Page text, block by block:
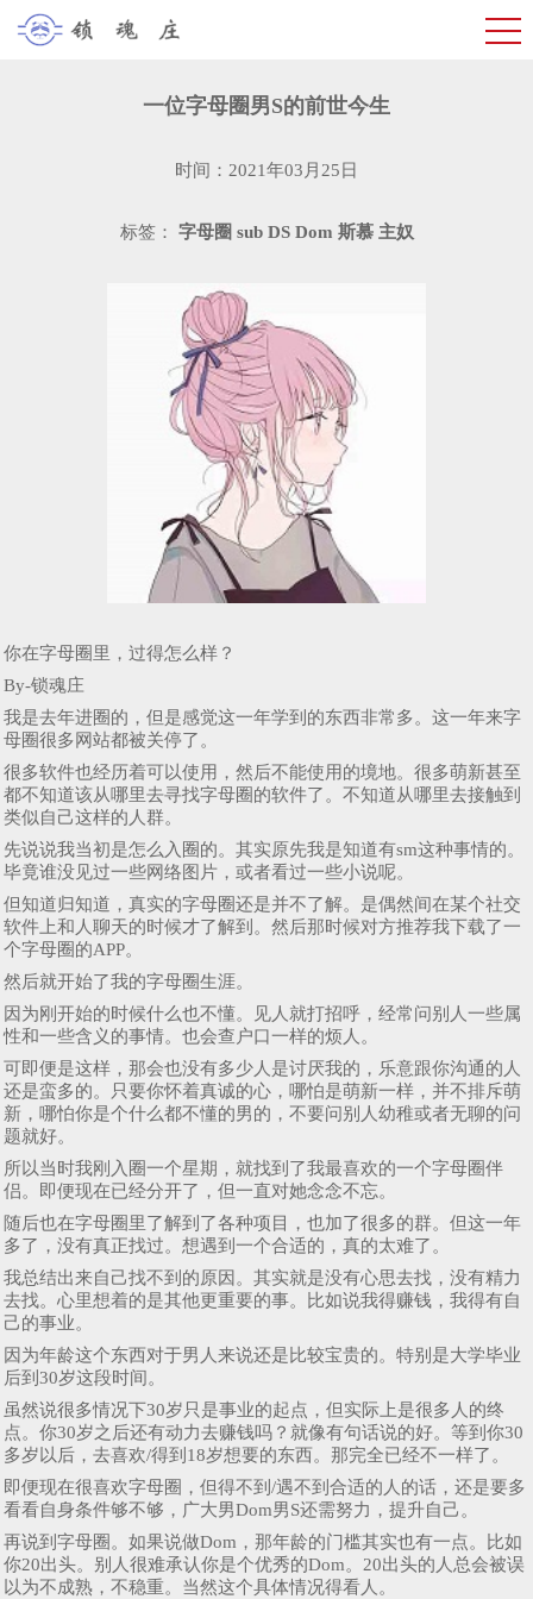
​一位字母圈男S的前世今生
时间：2021年03月25日
标签： 字母圈 sub DS Dom 斯慕 主奴
你在字母圈里，过得怎么样？
By-锁魂庄
我是去年进圈的，但是感觉这一年学到的东西非常多。这一年来字
母圈很多网站都被关停了。
很多软件也经历着可以使用，然后不能使用的境地。很多萌新甚至
都不知道该从哪里去寻找字母圈的软件了。不知道从哪里去接触到
类似自己这样的人群。
先说说我当初是怎么入圈的。其实原先我是知道有sm这种事情的。
毕竟谁没见过一些网络图片，或者看过一些小说呢。
但知道归知道，真实的字母圈还是并不了解。是偶然间在某个社交
软件上和人聊天的时候才了解到。然后那时候对方推荐我下载了一
个字母圈的APP。
然后就开始了我的字母圈生涯。
因为刚开始的时候什么也不懂。见人就打招呼，经常问别人一些属
性和一些含义的事情。也会查户口一样的烦人。
可即便是这样，那会也没有多少人是讨厌我的，乐意跟你沟通的人
还是蛮多的。只要你怀着真诚的心，哪怕是萌新一样，并不排斥萌
新，哪怕你是个什么都不懂的男的，不要问别人幼稚或者无聊的问
题就好。
所以当时我刚入圈一个星期，就找到了我最喜欢的一个字母圈伴
侣。即便现在已经分开了，但一直对她念念不忘。
随后也在字母圈里了解到了各种项目，也加了很多的群。但这一年
多了，没有真正找过。想遇到一个合适的，真的太难了。
我总结出来自己找不到的原因。其实就是没有心思去找，没有精力
去找。心里想着的是其他更重要的事。比如说我得赚钱，我得有自
己的事业。
因为年龄这个东西对于男人来说还是比较宝贵的。特别是大学毕业
后到30岁这段时间。
虽然说很多情况下30岁只是事业的起点，但实际上是很多人的终
点。你30岁之后还有动力去赚钱吗？就像有句话说的好。等到你30
多岁以后，去喜欢/得到18岁想要的东西。那完全已经不一样了。
即便现在很喜欢字母圈，但得不到/遇不到合适的人的话，还是要多
看看自身条件够不够，广大男Dom男S还需努力，提升自己。
再说到字母圈。如果说做Dom，那年龄的门槛其实也有一点。比如
你20出头。别人很难承认你是个优秀的Dom。20出头的人总会被误
以为不成熟，不稳重。当然这个具体情况得看人。